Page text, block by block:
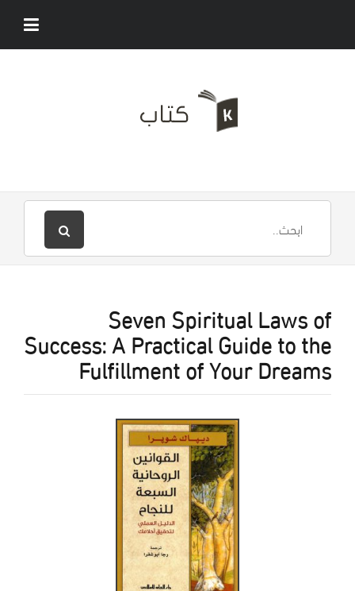
Seven Spiritual Laws of
Success: A Practical Guide to the
Fulfillment of Your Dreams